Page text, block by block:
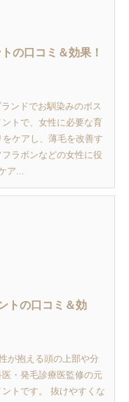
の口コミ＆効果！
ンドでお馴染みのボス
トで、女性に必要な育
ケアし、薄毛を改善す
ラボンなどの女性に役
ア...
トの口コミ＆効
が抱える頭の上部や分
・発毛診療医監修の元
トです。 抜けやすくな